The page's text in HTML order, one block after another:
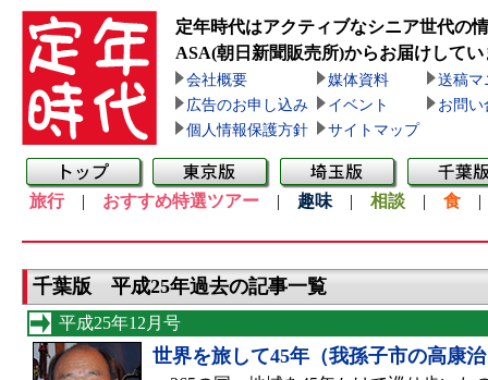
定年時代はアクティブなシニア世代の
ASA(朝日新聞販売所)からお届けしてい
会社概要 媒体資料
送稿マ
広告のお申し込み
イベント
お問い
個人情報保護方針
サイトマップ
旅行| おすすめ特選ツアー | 趣味 | 相談 | 食
千葉版 平成25年過去の記事一覧
平成25年12月号
世界を旅して45年（我孫子市の高康